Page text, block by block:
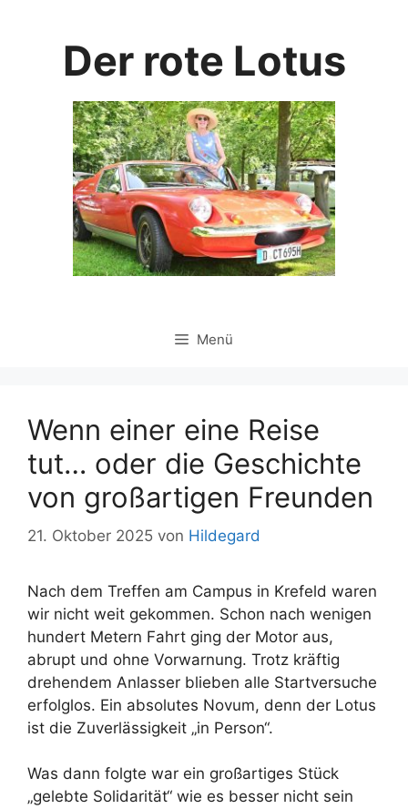
Der rote Lotus
Menü
Wenn einer eine Reise
tut… oder die Geschichte
von großartigen Freunden
21. Oktober 2025 von Hildegard
Nach dem Treffen am Campus in Krefeld waren
wir nicht weit gekommen. Schon nach wenigen
hundert Metern Fahrt ging der Motor aus,
abrupt und ohne Vorwarnung. Trotz kräftig
drehendem Anlasser blieben alle Startversuche
erfolglos. Ein absolutes Novum, denn der Lotus
ist die Zuverlässigkeit „in Person“.
Was dann folgte war ein großartiges Stück
„gelebte Solidarität“ wie es besser nicht sein